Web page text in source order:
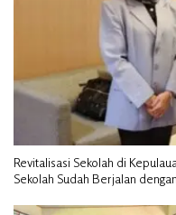
Revitalisasi Sekolah di
Sekolah Sudah Berjalan